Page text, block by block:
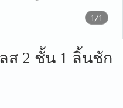
1/1
ส 2 ชั้น 1 ลิ้นชัก